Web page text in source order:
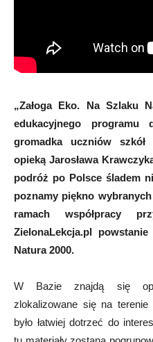
„Załoga Eko. Na Szlaku
edukacyjnego
gromadka uczniów
opieką Jarosława
podróż po Polsce śladem
poznamy piękno
ramach współpracy
ZielonaLekcja.pl
Natura 2000.
W Bazie znajdą się
zlokalizowane się na terenie
było łatwiej dotrzeć do